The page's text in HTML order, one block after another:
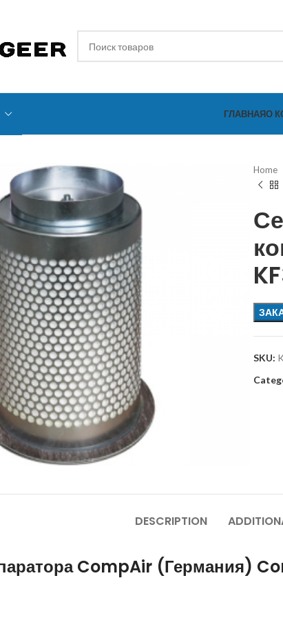
ГЛАВНАЯО
Home
SKU:
DESCRIPTION
CompAir (Германия)